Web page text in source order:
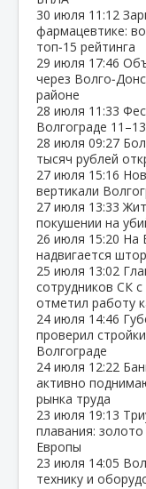
30 июля 11:12
фармацевтике:
топ‑15 рейтинга
29 июля 17:46
через
районе
28 июля 11:33
Волгограде
28 июля 09:27
тысяч рублей
27 июля 15:16
вертикали
27 июля 13:33
покушении на
26 июля 15:20 На
надвигается
25 июля 13:02
сотрудников СК
отметил работу
24 июля 14:46
проверил
Волгограде
24 июля 12:22
активно
рынка труда
23 июля 19:13
плавания:
Европы
23 июля 14:05
технику и